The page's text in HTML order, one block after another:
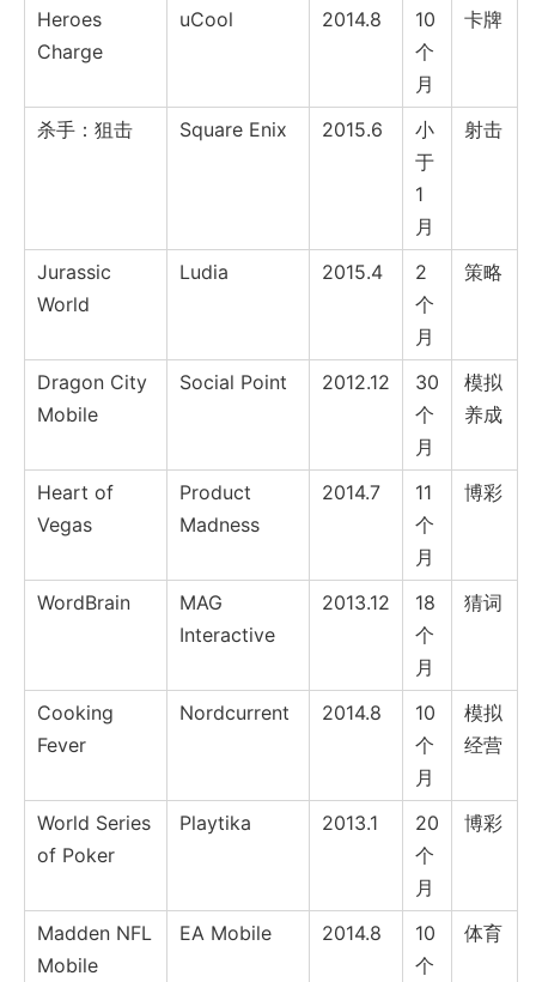
Heroes
Charge
uCool 2014.8
10
个
月
卡牌
杀手：狙击 Square Enix 2015.6
小
于
1
月
射击
Jurassic
World
Ludia 2015.4
2
个
月
策略
Dragon City
Mobile
Social Point 2012.12
30
个
月
模拟
养成
Heart of
Vegas
Product
Madness
2014.7
11
个
月
博彩
WordBrain
MAG
Interactive
2013.12
18
个
月
猜词
Cooking
Fever
Nordcurrent 2014.8
10
个
月
模拟
经营
World Series
of Poker
Playtika 2013.1
20
个
月
博彩
Madden NFL
Mobile
EA Mobile 2014.8
10
个
体育